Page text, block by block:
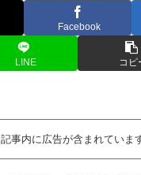
Facebook
LINE コピ
記事内に広告が含まれています